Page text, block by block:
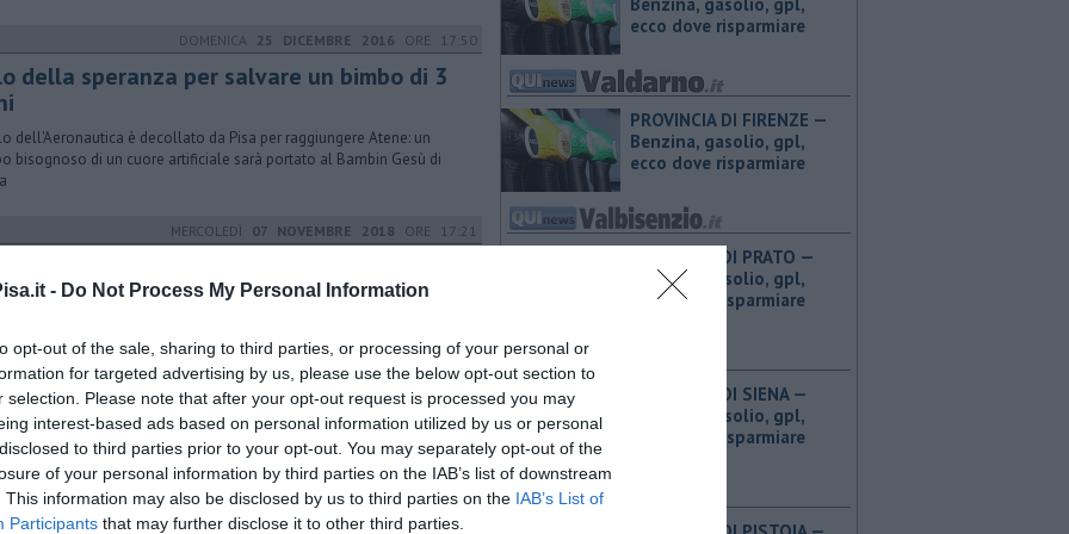
- Do Not Process My Personal Information
opt-out of the sale, sharing to third parties, or processing of your personal or
for targeted advertising by us, please use the below opt-out section to
selection. Please note that after your opt-out request is processed you may
interest-based ads based on personal information utilized by us or personal
to third parties prior to your opt-out. You may separately opt-out of the
of your personal information by third parties on the IAB’s list of downstream
This information may also be disclosed by us to third parties on the IAB’s List of
Participants that may further disclose it to other third parties.
DOMENICA 25 DICEMBRE 2016 ORE 17:50
della speranza per salvare un bimbo di 3
dell'Aeronautica è decollato da Pisa per raggiungere Atene: un
bisognoso di un cuore artificiale sarà portato al Bambin Gesù di
MERCOLEDÌ 07 NOVEMBRE 2018 ORE 17:21
di Calci Massimiliano Ghimenti commenta la notizia del
Pisano
MERCOLEDÌ09 OTTOBRE 2019ORE 15:11
capitale dei trapianti di pancreas
giorni Pisa sarà capitale mondiale dei trapianti di pancreas. I
esperti da tutto il mondo definiranno le linee guida
ecco dove risparmiare
PROVINCIA DI FIRENZE — ​
Benzina, gasolio, gpl,
ecco dove risparmiare
PROVINCIA DI PRATO — ​
Benzina, gasolio, gpl,
ecco dove risparmiare
PROVINCIA DI SIENA — ​
Benzina, gasolio, gpl,
ecco dove risparmiare